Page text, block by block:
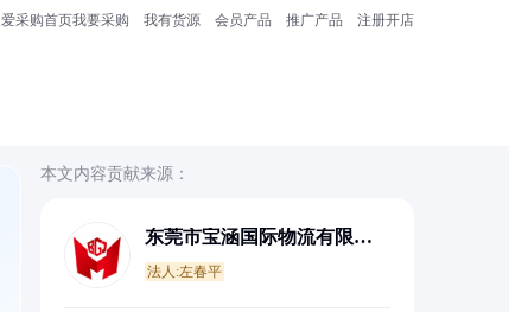
爱采购首页我要采购 我有货源 会员产品 推广产品 注册开店
本文内容贡献来源：
东莞市宝涵国际物流有限公
法人:左春平